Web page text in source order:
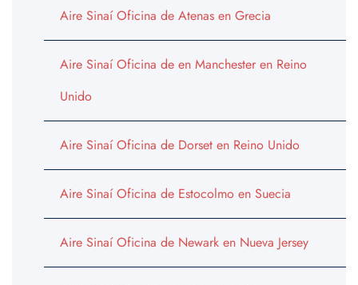
Aire Sinaí Oficina de Atenas en Grecia
Aire Sinaí Oficina de en Manchester en Reino
Unido
Aire Sinaí Oficina de Dorset en Reino Unido
Aire Sinaí Oficina de Estocolmo en Suecia
Aire Sinaí Oficina de Newark en Nueva Jersey